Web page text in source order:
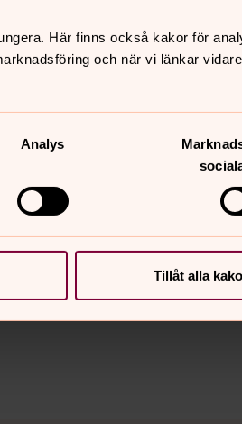
Här finns också kakor för
och när vi länkar
Analys
Tillåt alla